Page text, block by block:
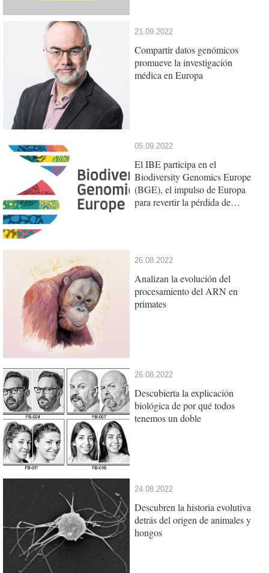
21.09.2022
Compartir datos genómicos
promueve la investigación
médica en Europa
05.09.2022
El IBE participa en el
Biodiversity Genomics Europe
(BGE), el impulso de Europa
para revertir la pérdida de
26.08.2022
Analizan la evolución del
procesamiento del ARN en
primates
26.08.2022
Descubierta la explicación
biológica de por qué todos
tenemos un doble
24.08.2022
Descubren la historia evolutiva
detrás del origen de animales y
hongos